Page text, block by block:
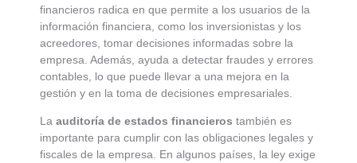
financieros radica en que permite a los usuarios de la
información financiera, como los inversionistas y los
acreedores, tomar decisiones informadas sobre la
empresa. Además, ayuda a detectar fraudes y errores
contables, lo que puede llevar a una mejora en la
gestión y en la toma de decisiones empresariales.
La auditoría de estados financieros también es
importante para cumplir con las obligaciones legales y
fiscales de la empresa. En algunos países, la ley exige